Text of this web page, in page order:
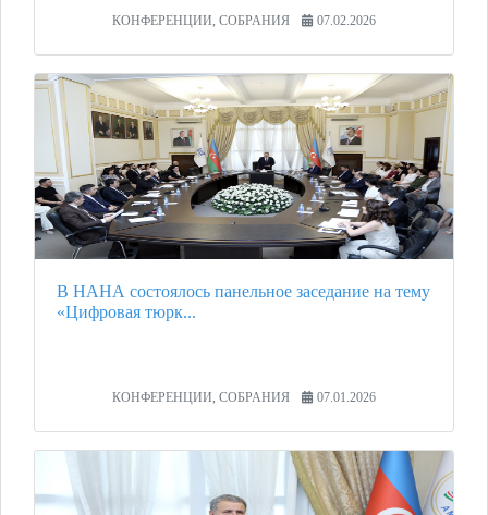
КОНФЕРЕНЦИИ, СОБРАНИЯ 07.02.2026
В НАНА состоялось панельное заседание на тему
«Цифровая тюрк...
КОНФЕРЕНЦИИ, СОБРАНИЯ 07.01.2026